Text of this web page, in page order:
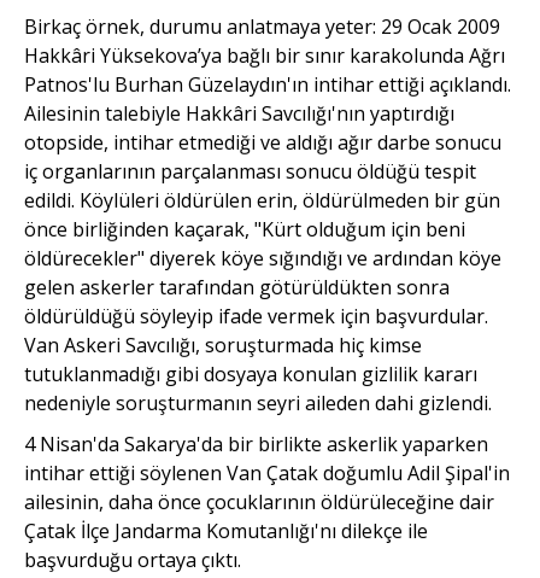
Birkaç örnek, durumu anlatmaya yeter: 29 Ocak 2009
Hakkâri Yüksekova’ya bağlı bir sınır karakolunda Ağrı
Patnos'lu Burhan Güzelaydın'ın intihar ettiği açıklandı.
Ailesinin talebiyle Hakkâri Savcılığı'nın yaptırdığı
otopside, intihar etmediği ve aldığı ağır darbe sonucu
iç organlarının parçalanması sonucu öldüğü tespit
edildi. Köylüleri öldürülen erin, öldürülmeden bir gün
önce birliğinden kaçarak, "Kürt olduğum için beni
öldürecekler" diyerek köye sığındığı ve ardından köye
gelen askerler tarafından götürüldükten sonra
öldürüldüğü söyleyip ifade vermek için başvurdular.
Van Askeri Savcılığı, soruşturmada hiç kimse
tutuklanmadığı gibi dosyaya konulan gizlilik kararı
nedeniyle soruşturmanın seyri aileden dahi gizlendi.
4 Nisan'da Sakarya'da bir birlikte askerlik yaparken
intihar ettiği söylenen Van Çatak doğumlu Adil Şipal'in
ailesinin, daha önce çocuklarının öldürüleceğine dair
Çatak İlçe Jandarma Komutanlığı'nı dilekçe ile
başvurduğu ortaya çıktı.